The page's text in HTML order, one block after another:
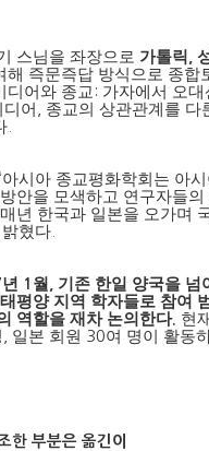
스님을 좌장으로 가톨릭 ,
해 즉문즉답 방식으로 종합
디어와 종교 : 가자에서 오대
디어
종교의 상관관계를 다
아시아 종교평화학회는 아
안을 모색하고 연구자들의
년 한국과 일본을 오가며
밝혔다
년 1 월 기존 한일 양국을 넘
평양 지역 학자들로 참여
역할을 재차 논의한다. 현
일본 회원 30여 명이 활동
한 부분은 옮긴이